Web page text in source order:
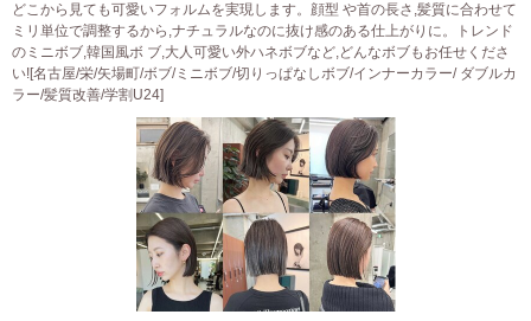
どこから見ても可愛いフォルムを実現します。顔型 や首の長さ,髪質に合わせて
ミリ単位で調整するから,ナチュラルなのに抜け感のある仕上がりに。トレンド
のミニボブ,韓国風ボ ブ,大人可愛い外ハネボブなど,どんなボブもお任せくださ
い![名古屋/栄/矢場町/ボブ/ミニボブ/切りっぱなしボブ/インナーカラー/ ダブルカ
ラー/髪質改善/学割U24]